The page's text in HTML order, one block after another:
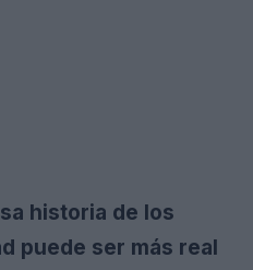
historia de los
puede ser más real